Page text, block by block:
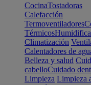
CocinaTostadoras
Calefacción
Termoventiladores
Térmicos
Climatización
Calentadores de
Belleza y salud
cabelloCuidado
Limpieza Limpieza